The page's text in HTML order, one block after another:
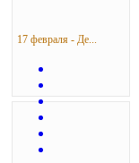
17 февраля - Де...